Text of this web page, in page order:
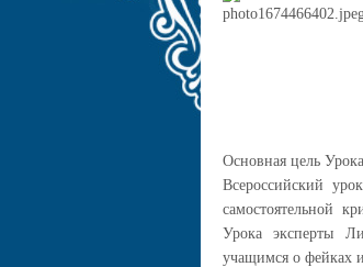
Основная цель
Всероссийский
самостоятельной
Урока эксперты
учащимся о фейках